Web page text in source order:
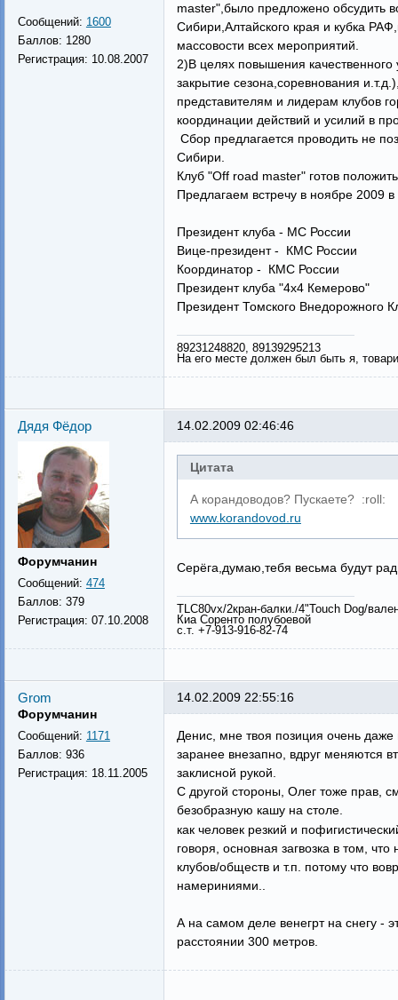
Сообщений: 1600
Баллов: 1280
Регистрация: 10.08.2007
master",было предложено обсудить
Сибири,Алтайского края и кубка
массовости всех мероприятий.
2)В целях повышения
закрытие сезона,соревнования
представителям и лидерам клубов
координации действий и усилий в
Сбор предлагается проводить не
Сибири.
Клуб "Off road master" готов
Предлагаем встречу в ноябре 2009
Президент клуба - МС России
Вице-президент - КМС России
Координатор - КМС России
Президент клуба "4х4
Президент Томского Внедорожного
89231248820, 89139295213
На его месте должен был быть я,
Дядя Фёдор
Форумчанин
Сообщений: 474
Баллов: 379
Регистрация: 07.10.2008
14.02.2009 02:46:46
Цитата
А корандоводов? Пускаете? :roll:
www.korandovod.ru
Серёга,думаю,тебя весьма будут
TLC80vx/2кран-балки./4"Touch Dog/
Киа Соренто полубоевой
с.т. +7-913-916-82-74
Grom
Форумчанин
Сообщений: 1171
Баллов: 936
Регистрация: 18.11.2005
14.02.2009 22:55:16
Денис, мне твоя позиция очень
заранее внезапно, вдруг меняются
заклисной рукой.
С другой стороны, Олег тоже прав,
безобразную кашу на столе.
как человек резкий и
говоря, основная загвозка в том,
клубов/обществ и т.п. потому что
намериниями..
А на самом деле венегрт на снегу -
расстоянии 300 метров.